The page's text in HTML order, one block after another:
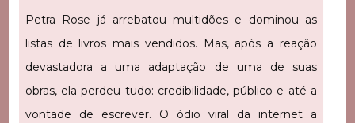
Petra Rose já arrebatou multidões e dominou as
listas de livros mais vendidos. Mas, após a reação
devastadora a uma adaptação de uma de suas
obras, ela perdeu tudo: credibilidade, público e até a
vontade de escrever. O ódio viral da internet a